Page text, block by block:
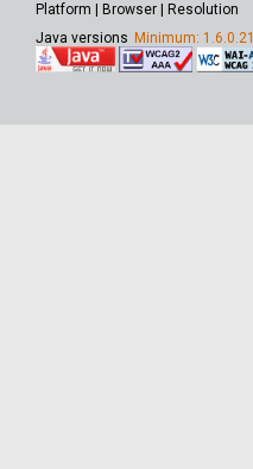
Platform Browser
Resolution
Java versions Minimum: 1.6.0.21